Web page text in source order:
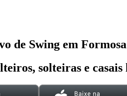
de Swing em Formosa
solteiras e